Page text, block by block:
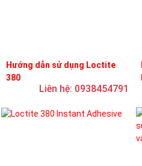
Hướng dẫn sử dụng Loctite
380
Liên hệ: 0938454791